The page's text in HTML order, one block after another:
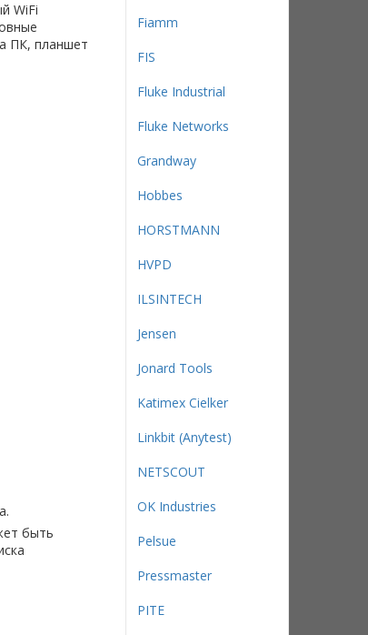
WiFi
ПК, планшет
быть
Fiamm
FIS
Fluke Industrial
Fluke Networks
Grandway
Hobbes
HORSTMANN
HVPD
ILSINTECH
Jensen
Jonard Tools
Katimex Cielker
Linkbit (Anytest)
NETSCOUT
OK Industries
Pelsue
Pressmaster
PITE